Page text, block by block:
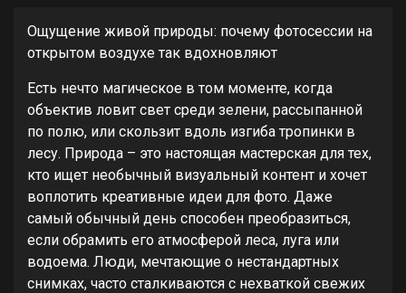
Ощущение живой природы: почему фотосессии на
открытом воздухе так вдохновляют
Есть нечто магическое в том моменте, когда
объектив ловит свет среди зелени, рассыпанной
по полю, или скользит вдоль изгиба тропинки в
лесу. Природа – это настоящая мастерская для тех,
кто ищет необычный визуальный контент и хочет
воплотить креативные идеи для фото. Даже
самый обычный день способен преобразиться,
если обрамить его атмосферой леса, луга или
водоема. Люди, мечтающие о нестандартных
снимках, часто сталкиваются с нехваткой свежих